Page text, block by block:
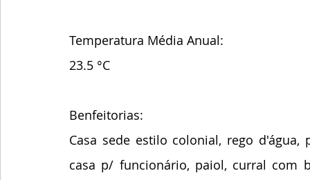
Temperatura Média Anual:
23.5 °C
Benfeitorias:
Casa sede estilo colonial, rego
casa p/ funcionário, paiol, curral com